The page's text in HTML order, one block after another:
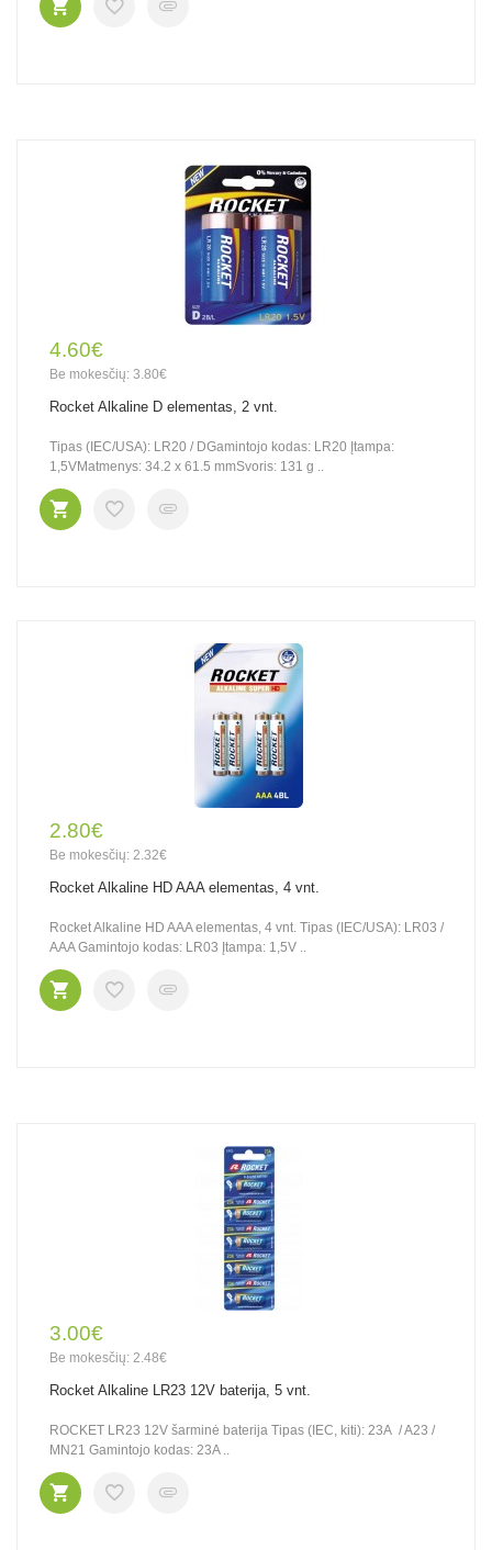
4.60€
Be mokesčių: 3.80€
Rocket Alkaline D elementas, 2 vnt.
Tipas (IEC/USA): LR20 / DGamintojo kodas: LR20 Įtampa:
1,5VMatmenys: 34.2 x 61.5 mmSvoris: 131 g ..
2.80€
Be mokesčių: 2.32€
Rocket Alkaline HD AAA elementas, 4 vnt.
Rocket Alkaline HD AAA elementas, 4 vnt. Tipas (IEC/USA): LR03 /
AAA Gamintojo kodas: LR03 Įtampa: 1,5V ..
3.00€
Be mokesčių: 2.48€
Rocket Alkaline LR23 12V baterija, 5 vnt.
ROCKET LR23 12V šarminė baterija Tipas (IEC, kiti): 23A / A23 /
MN21 Gamintojo kodas: 23A ..